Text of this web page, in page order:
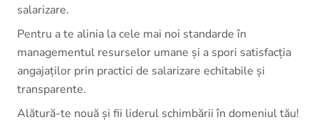
salarizare.
Pentru a te alinia la cele mai noi standarde în
managementul resurselor umane și a spori satisfacția
angajaților prin practici de salarizare echitabile și
transparente.
Alătură-te nouă și fii liderul schimbării în domeniul tău!